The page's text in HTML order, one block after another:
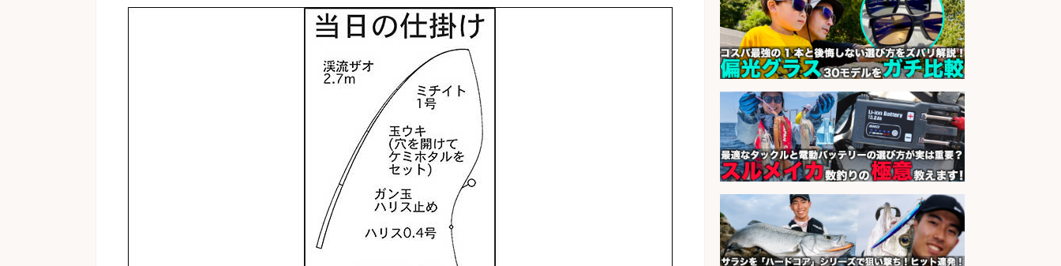
sponsored by 求人ボックス
釣り具のかんたん軽作業/高収入/交
通費支給/制服貸与/正社員登用あり
会社名 株式会社REnista
sponsored by 求人ボックス
さらに求人情報を見る